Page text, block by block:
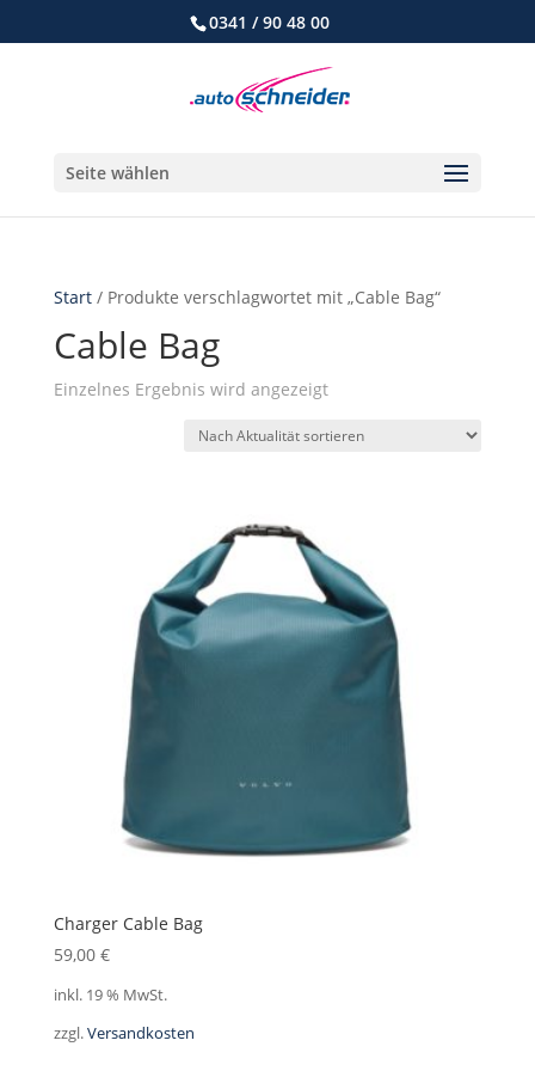
0341 / 90 48 00
Seite wählen
Start/ Produkte verschlagwortet mit „Cable Bag“
Cable Bag
Einzelnes Ergebnis wird angezeigt
Charger Cable Bag
59,00 €
inkl. 19 % MwSt.
zzgl.Versandkosten